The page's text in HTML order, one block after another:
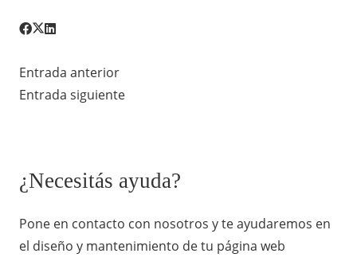
Entrada anterior
Entrada siguiente
¿Necesitás ayuda?
Pone en contacto con nosotros y te ayudaremos en
el diseño y mantenimiento de tu página web